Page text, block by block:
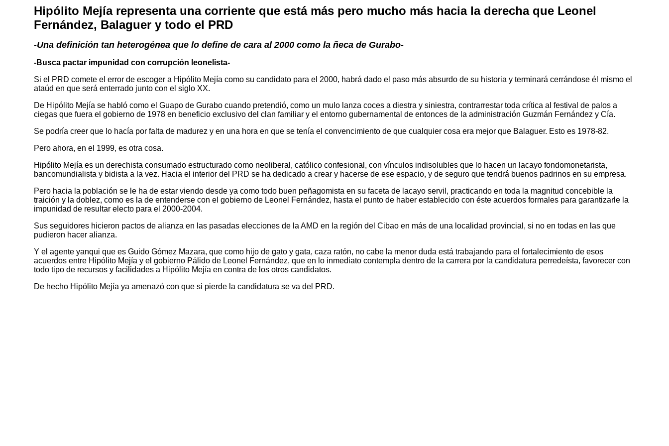
Hipólito Mejía representa una corriente que está más pero mucho más hacia la derecha que Leonel
Fernández, Balaguer y todo el PRD
-Una definición tan heterogénea que lo define de cara al 2000 como la ñeca de Gurabo-
-Busca pactar impunidad con corrupción leonelista-
Si el PRD comete el error de escoger a Hipólito Mejía como su candidato para el 2000, habrá dado el paso más absurdo de su historia y terminará cerrándose él mismo el
ataúd en que será enterrado junto con el siglo XX.
De Hipólito Mejía se habló como el Guapo de Gurabo cuando pretendió, como un mulo lanza coces a diestra y siniestra, contrarrestar toda crítica al festival de palos a
ciegas que fuera el gobierno de 1978 en beneficio exclusivo del clan familiar y el entorno gubernamental de entonces de la administración Guzmán Fernández y Cía.
Se podría creer que lo hacía por falta de madurez y en una hora en que se tenía el convencimiento de que cualquier cosa era mejor que Balaguer. Esto es 1978-82.
Pero ahora, en el 1999, es otra cosa.
Hipólito Mejía es un derechista consumado estructurado como neoliberal, católico confesional, con vínculos indisolubles que lo hacen un lacayo fondomonetarista,
bancomundialista y bidista a la vez. Hacia el interior del PRD se ha dedicado a crear y hacerse de ese espacio, y de seguro que tendrá buenos padrinos en su empresa.
Pero hacia la población se le ha de estar viendo desde ya como todo buen peñagomista en su faceta de lacayo servil, practicando en toda la magnitud concebible la
traición y la doblez, como es la de entenderse con el gobierno de Leonel Fernández, hasta el punto de haber establecido con éste acuerdos formales para garantizarle la
impunidad de resultar electo para el 2000-2004.
Sus seguidores hicieron pactos de alianza en las pasadas elecciones de la AMD en la región del Cibao en más de una localidad provincial, si no en todas en las que
pudieron hacer alianza.
Y el agente yanqui que es Guido Gómez Mazara, que como hijo de gato y gata, caza ratón, no cabe la menor duda está trabajando para el fortalecimiento de esos
acuerdos entre Hipólito Mejía y el gobierno Pálido de Leonel Fernández, que en lo inmediato contempla dentro de la carrera por la candidatura perredeísta, favorecer con
todo tipo de recursos y facilidades a Hipólito Mejía en contra de los otros candidatos.
De hecho Hipólito Mejía ya amenazó con que si pierde la candidatura se va del PRD.